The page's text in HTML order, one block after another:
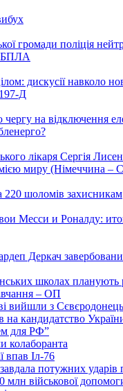
громади поліція
БПЛА
дискусії навколо
Д
на відключення
лікаря Сергія
миру (Німеччина
220 шоломів захисникам
Месси и Роналду:
Деркач
школах планують
– ОП
вийшли з
на кандидатство
для РФ”
колаборанта
впав Іл-76
завдала потужних ударів
військової допомоги